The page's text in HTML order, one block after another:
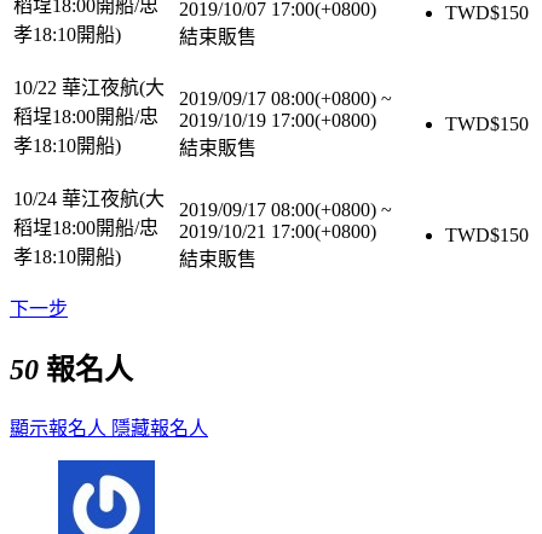
稻埕18:00開船/忠
孝18:10開船)
2019/10/07 17:00(+0800)
結束販售
TWD$150
10/22 華江夜航(大
稻埕18:00開船/忠
孝18:10開船)
2019/09/17 08:00(+0800) ~
2019/10/19 17:00(+0800)
結束販售
TWD$150
10/24 華江夜航(大
稻埕18:00開船/忠
孝18:10開船)
2019/09/17 08:00(+0800) ~
2019/10/21 17:00(+0800)
結束販售
TWD$150
下一步
50 報名人
顯示報名人 隱藏報名人